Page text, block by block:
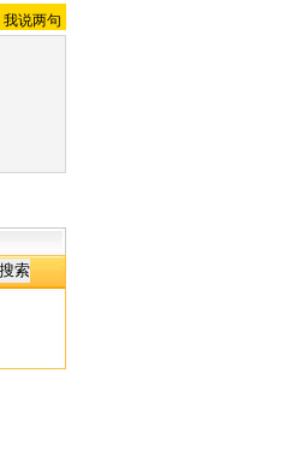
我说两句